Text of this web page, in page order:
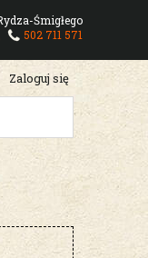
Śmigłego
502 711 571
Zaloguj się